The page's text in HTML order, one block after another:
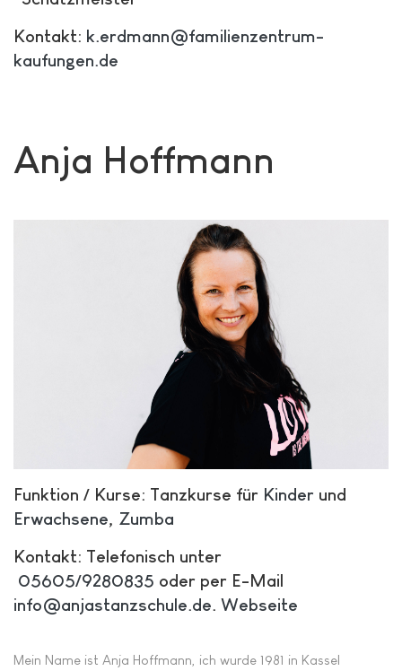
Kontakt: k.erdmann@familienzentrum-
kaufungen.de
Anja Hoffmann
Funktion / Kurse: Tanzkurse für Kinder und
Erwachsene, Zumba
Kontakt: Telefonisch unter
05605/9280835 oder per E-Mail
info@anjastanzschule.de. Webseite
Mein Name ist Anja Hoffmann, ich wurde 1981 in Kassel